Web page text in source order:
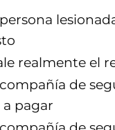
realmente el
de
pagar